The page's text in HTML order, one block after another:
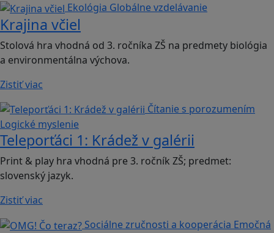
Ekológia Globálne vzdelávanie
Krajina včiel
Stolová hra vhodná od 3. ročníka ZŠ na predmety biológia
a environmentálna výchova.
Zistiť viac
Čítanie s porozumením
Logické myslenie
Teleporťáci 1: Krádež v galérii
Print & play hra vhodná pre 3. ročník ZŠ; predmet:
slovenský jazyk.
Zistiť viac
Sociálne zručnosti a kooperácia Emočná